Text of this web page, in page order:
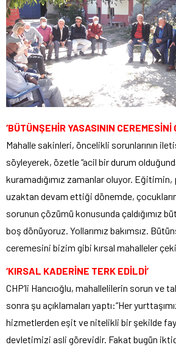
‘BÜTÜNŞEHİR YASASININ CEREMESİNİ
Mahalle sakinleri, öncelikli sorunlarının
söyleyerek, özetle “acil bir durum
kuramadığımız zamanlar oluyor.
uzaktan devam ettiği dönemde,
sorunun çözümü konusunda çaldığımız
boş dönüyoruz. Yollarımız bakımsız.
ceremesini bizim gibi kırsal mahalleler
‘KIRSAL KADERİNE TERK EDİLDİ’
CHP’li Hancıoğlu, mahallelilerin sorun ve
sonra şu açıklamaları yaptı:“Her
hizmetlerden eşit ve nitelikli bir şekilde
devletimizi asli görevidir. Fakat bugün